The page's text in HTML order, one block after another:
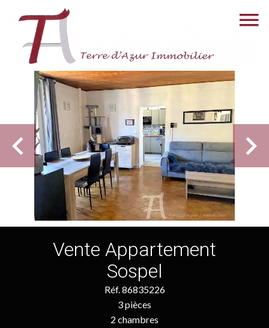
Vente Appartement
Sospel
Réf. 86835226
3 pièces
2 chambres